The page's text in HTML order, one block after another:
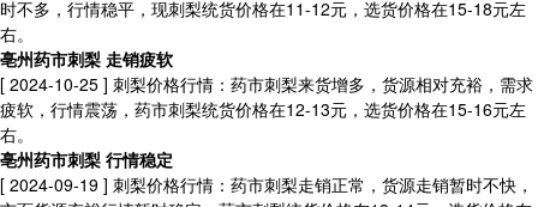
时不多，行情稳平，现刺梨统货价格在11-12元，选货价格在15-18元左
右。
亳州药市刺梨 走销疲软
[ 2024-10-25 ] 刺梨价格行情：药市刺梨来货增多，货源相对充裕，需求
疲软，行情震荡，药市刺梨统货价格在12-13元，选货价格在15-16元左
右。
亳州药市刺梨 行情稳定
[ 2024-09-19 ] 刺梨价格行情：药市刺梨走销正常，货源走销暂时不快，